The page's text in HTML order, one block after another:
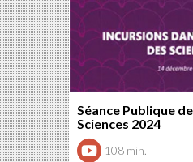
Séance Publique
Sciences 2024
108 min.